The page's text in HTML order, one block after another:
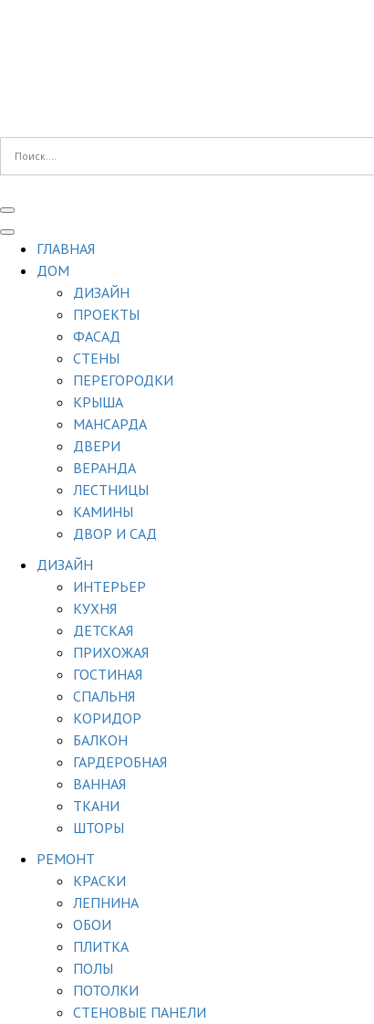
ГЛАВНАЯ
ДОМ
ДИЗАЙН
ПРОЕКТЫ
ФАСАД
СТЕНЫ
ПЕРЕГОРОДКИ
КРЫША
МАНСАРДА
ДВЕРИ
ВЕРАНДА
ЛЕСТНИЦЫ
КАМИНЫ
ДВОР И САД
ДИЗАЙН
ИНТЕРЬЕР
КУХНЯ
ДЕТСКАЯ
ПРИХОЖАЯ
ГОСТИНАЯ
СПАЛЬНЯ
КОРИДОР
БАЛКОН
ГАРДЕРОБНАЯ
ВАННАЯ
ТКАНИ
ШТОРЫ
РЕМОНТ
КРАСКИ
ЛЕПНИНА
ОБОИ
ПЛИТКА
ПОЛЫ
ПОТОЛКИ
СТЕНОВЫЕ ПАНЕЛИ